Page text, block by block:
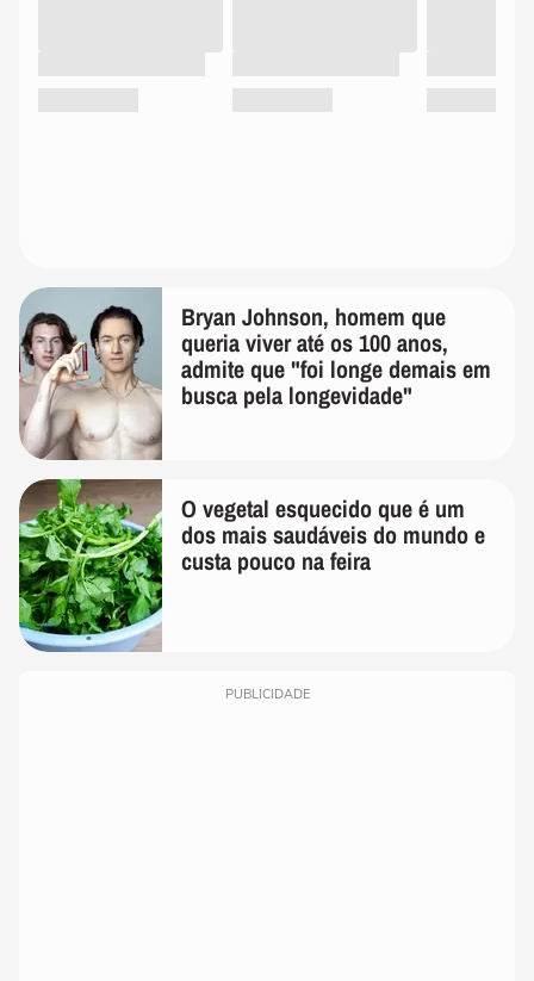
Bryan Johnson, homem que
queria viver até os 100 anos,
admite que "foi longe demais em
busca pela longevidade"
O vegetal esquecido que é um
dos mais saudáveis do mundo e
custa pouco na feira
PUBLICIDADE